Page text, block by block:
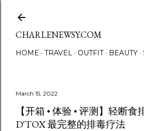
CHARLENEWSY.COM
HOME TRAVEL OUTFIT BEAUTY
March 15, 2022
【开箱 • 体验 • 评测】轻断
D'TOX 最完整的排毒疗法